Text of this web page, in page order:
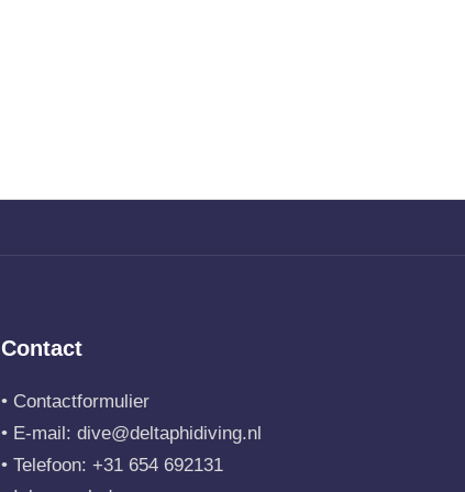
Contact
• Contactformulier
• E-mail: dive@deltaphidiving.nl
• Telefoon: +31 654 692131